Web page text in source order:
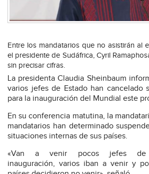
Entre los mandatarios que no asistirán al
el presidente de Sudáfrica, Cyril
sin precisar cifras.
La presidenta Claudia Sheinbaum
varios jefes de Estado han cancelado
para la inauguración del Mundial este
En su conferencia matutina, la
mandatarios han determinado
situaciones internas de sus países.
«Van a venir pocos jefes
inauguración, varios iban a venir y